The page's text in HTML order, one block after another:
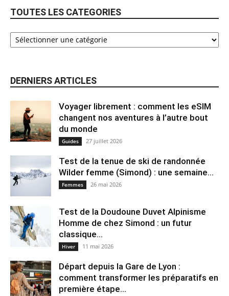
TOUTES LES CATEGORIES
DERNIERS ARTICLES
Voyager librement : comment les eSIM
changent nos aventures à l’autre bout
du monde
Guides 27 juillet 2026
Test de la tenue de ski de randonnée
Wilder femme (Simond) : une semaine...
Femmes 26 mai 2026
Test de la Doudoune Duvet Alpinisme
Homme de chez Simond : un futur
classique...
Hiver 11 mai 2026
Départ depuis la Gare de Lyon :
comment transformer les préparatifs en
pre⁠mière étape...